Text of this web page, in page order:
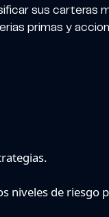
sus carteras
primas y
niveles de riesgo